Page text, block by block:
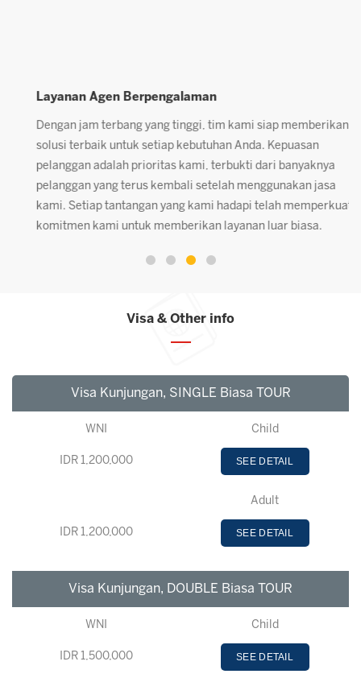
Layanan Agen Berpengalaman
Dengan jam terbang yang tinggi, tim kami siap memberikan
solusi terbaik untuk setiap kebutuhan Anda. Kepuasan
pelanggan adalah prioritas kami, terbukti dari banyaknya
pelanggan yang terus kembali setelah menggunakan jasa
kami. Setiap tantangan yang kami hadapi telah memperkuat
komitmen kami untuk memberikan layanan luar biasa.
Visa & Other info
Visa Kunjungan, SINGLE Biasa TOUR
WNI Child
IDR 1,200,000 SEE DETAIL
Adult
IDR 1,200,000 SEE DETAIL
Visa Kunjungan, DOUBLE Biasa TOUR
WNI Child
IDR 1,500,000 SEE DETAIL